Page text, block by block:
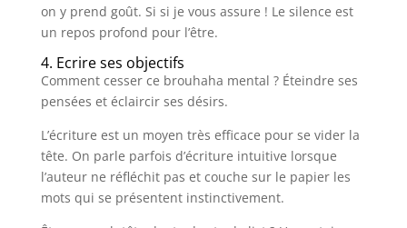
on y prend goût. Si si je vous assure ! Le silence est
un repos profond pour l’être.
4. Ecrire ses objectifs
Comment cesser ce brouhaha mental ? Éteindre ses
pensées et éclaircir ses désirs.
L’écriture est un moyen très efficace pour se vider la
tête. On parle parfois d’écriture intuitive lorsque
l’auteur ne réfléchit pas et couche sur le papier les
mots qui se présentent instinctivement.